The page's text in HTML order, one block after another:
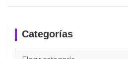
Categorías